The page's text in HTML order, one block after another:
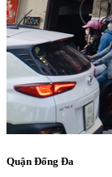
Quận Đống Đa